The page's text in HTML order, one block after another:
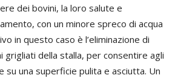
dei bovini, la loro salute e
con un minore spreco di acqua
in questo caso è l’eliminazione di
grigliati della stalla, per consentire agli
su una superficie pulita e asciutta. Un